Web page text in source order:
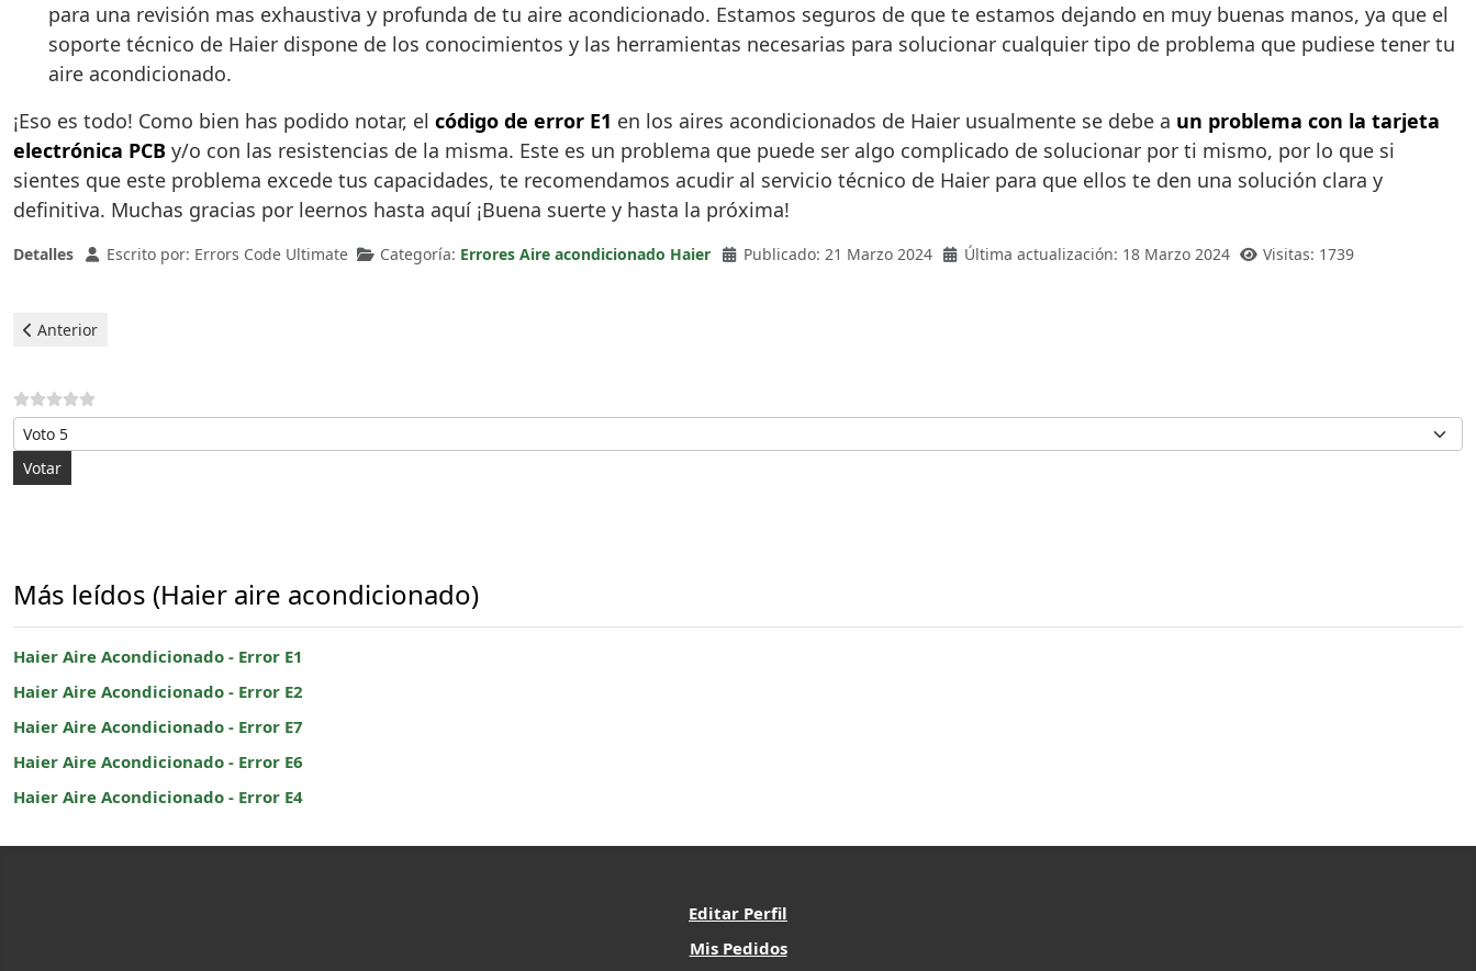
para una revisión mas exhaustiva y profunda de tu aire acondicionado. Estamos seguros de que te estamos dejando en muy buenas manos, ya que el
soporte técnico de Haier dispone de los conocimientos y las herramientas necesarias para solucionar cualquier tipo de problema que pudiese tener tu
aire acondicionado.
¡Eso es todo! Como bien has podido notar, el código de error E1 en los aires acondicionados de Haier usualmente se debe a un problema con la tarjeta
electrónica PCB y/o con las resistencias de la misma. Este es un problema que puede ser algo complicado de solucionar por ti mismo, por lo que si
sientes que este problema excede tus capacidades, te recomendamos acudir al servicio técnico de Haier para que ellos te den una solución clara y
definitiva. Muchas gracias por leernos hasta aquí ¡Buena suerte y hasta la próxima!
Detalles Escrito por: Errors Code Ultimate Categoría: Errores Aire acondicionado Haier Publicado: 21 Marzo 2024 Última actualización: 18 Marzo 2024 Visitas: 1739
Artículo anterior: Haier Aire Acondicionado - Error E2
Anterior
Por favor, vote
Más leídos (Haier aire acondicionado)
Haier Aire Acondicionado - Error E1
Haier Aire Acondicionado - Error E2
Haier Aire Acondicionado - Error E7
Haier Aire Acondicionado - Error E6
Haier Aire Acondicionado - Error E4
Editar Perfil
Mis Pedidos